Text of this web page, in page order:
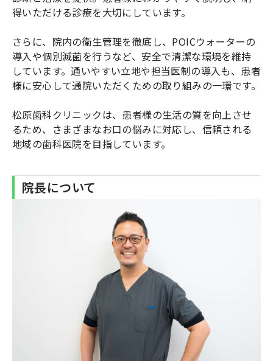
得いただける診療を大切にしています。
さらに、院内の衛生管理を徹底し、POICウォーターの
導入や個別滅菌を行うなど、安全で清潔な環境を維持
しています。通いやすい立地や担当医制の導入も、患者
様に安心して通院いただくための取り組みの一環です。
松原歯科クリニックは、患者様の生活の質を向上させ
るため、さまざまなお口の悩みに対応し、信頼される
地域の歯科医院を目指しています。
院長について